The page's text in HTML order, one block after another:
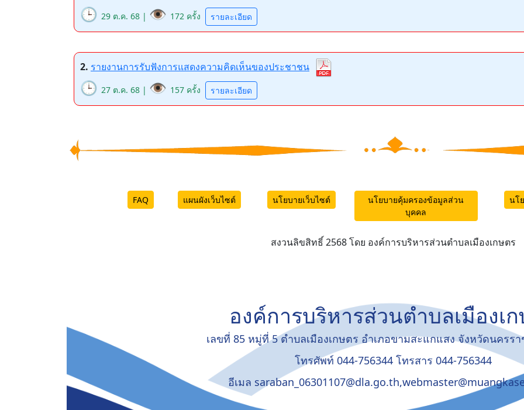
🕒 29 ต.ค. 68 | 👁️ 172 ครั้ง รายละเอียด
2. รายงานการรับฟังการแสดงความคิดเห็นของประชาชน
🕒 27 ต.ค. 68 | 👁️ 157 ครั้ง รายละเอียด
FAQ แผนผังเว็บไซต์ นโยบายเว็บไซต์
นโยบายคุ้มครองข้อมูลส่วน
บุคคล
นโ
สงวนลิขสิทธิ์ 2568 โดย องค์การบริหารส่วนตำบลเมืองเกษตร
องค์การบริหารส่วนตำบลเมืองเ
เลขที่ 85 หมู่ที่ 5 ตำบลเมืองเกษตร อำเภอขามสะแกแสง จังหวัดนครร
โทรศัพท์ 044-756344 โทรสาร 044-756344
อีเมล